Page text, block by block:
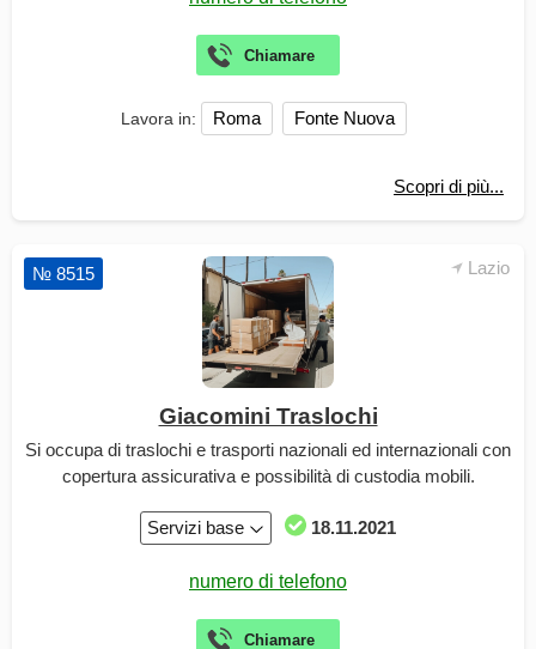
Lavora in: Roma Fonte Nuova
Scopri di più...
Lazio
№ 8515
Giacomini Traslochi
Si occupa di traslochi e trasporti nazionali ed internazionali con
copertura assicurativa e possibilità di custodia mobili.
Servizi base 18.11.2021